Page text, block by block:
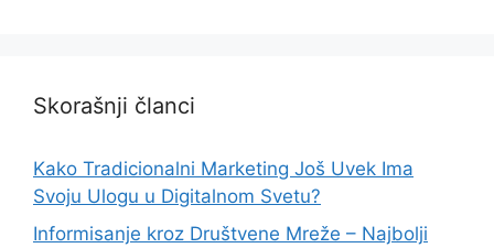
Skorašnji članci
Kako Tradicionalni Marketing Još Uvek Ima
Svoju Ulogu u Digitalnom Svetu?
Informisanje kroz Društvene Mreže – Najbolji